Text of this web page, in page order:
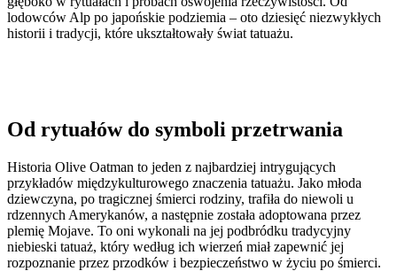
lodowców Alp po japońskie podziemia – oto dziesięć niezwykłych
historii i tradycji, które ukształtowały świat tatuażu.
Od rytuałów do symboli przetrwania
Historia Olive Oatman to jeden z najbardziej intrygujących
przykładów międzykulturowego znaczenia tatuażu. Jako młoda
dziewczyna, po tragicznej śmierci rodziny, trafiła do niewoli u
rdzennych Amerykanów, a następnie została adoptowana przez
plemię Mojave. To oni wykonali na jej podbródku tradycyjny
niebieski tatuaż, który według ich wierzeń miał zapewnić jej
rozpoznanie przez przodków i bezpieczeństwo w życiu po śmierci.